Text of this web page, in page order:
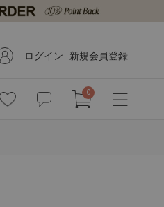
ログイン 新規会員登録
0